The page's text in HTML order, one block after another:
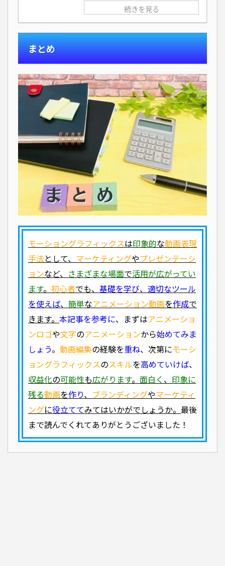
続きを見る
まとめ
モーショングラフィックスは印象的な動画表現
手法として、 マーケティングやプレゼンテーシ
ョンなど、 さまざまな場面で活用が広がってい
ます。 初心者でも、 基礎を学び、 適切なツール
を使えば、 簡単なアニメーション動画を作成で
きます。 本記事を参考に、まずはアニメーショ
ンロゴや文字のアニメーションから始めてみま
しょう。 動画編集の経験を重ね、次第にモーシ
ョングラフィックスのスキルを高めていけば、
収益化の可能性も広がります。 面白く 、 印象に
残る動画を作り、 ブランディングやマーケティ
ングに役立ててみてはいかがでしょうか。 最後
まで読んでくれてありがとうございました！